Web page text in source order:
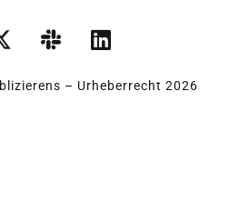
– Urheberrecht 2026